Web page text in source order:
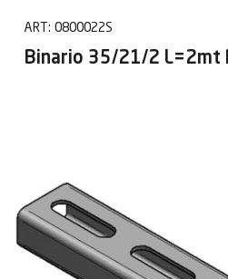
ART: 0800022S
Binario 35/21/2 L=2mt